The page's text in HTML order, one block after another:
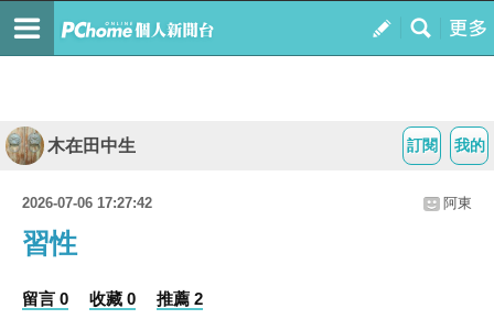
我的
訂閱
木在田中生
2026-07-06 17:27:42 阿東
習性
留言 0 收藏 0 推薦 2